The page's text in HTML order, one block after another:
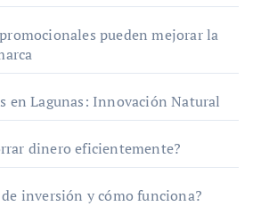
pueden mejorar la
en Lagunas: Innovación Natural
dinero eficientemente?
inversión y cómo funciona?